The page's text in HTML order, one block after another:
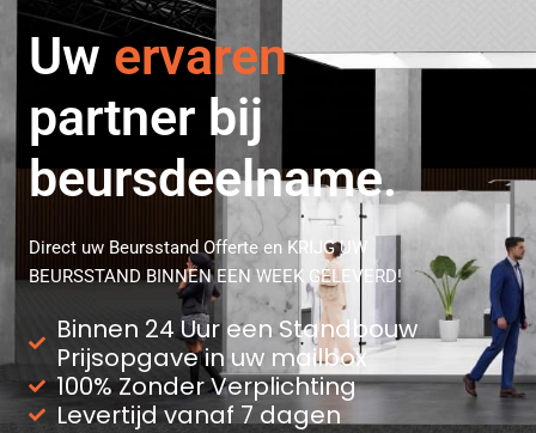
Uwprofessionele
ervaren
partner bij
beursdeelname.
Direct uw Beursstand Offerte en KRIJG UW
BEURSSTAND BINNEN EEN WEEK GELEVERD!
Binnen 24 Uur een Standbouw
Prijsopgave in uw mailbox
100% Zonder Verplichting
Levertijd vanaf 7 dagen